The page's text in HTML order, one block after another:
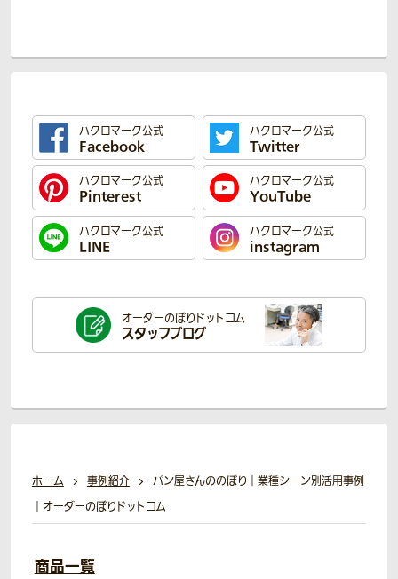
ハクロマーク公式
Facebook
ハクロマーク公式
Twitter
ハクロマーク公式
Pinterest
ハクロマーク公式
YouTube
ハクロマーク公式
LINE
ハクロマーク公式
instagram
オーダーのぼりドットコム
スタッフブログ
ホーム 事例紹介
パン屋さんののぼり｜業種シーン別活用事例
｜オーダーのぼりドットコム
商品一覧